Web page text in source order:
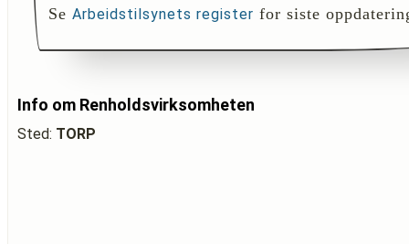
Se Arbeidstilsynets register for siste
Info om Renholdsvirksomheten
Sted: TORP